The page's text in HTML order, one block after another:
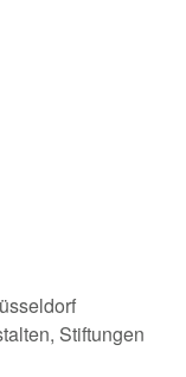
Stiftungen